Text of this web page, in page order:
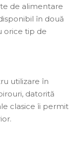
de alimentare
în două
orice tip de
utilizare în
datorită
clasice îi permit